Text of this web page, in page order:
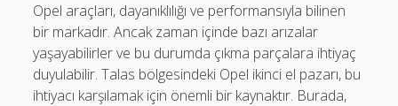
Opel araçları, dayanıklılığı ve performansıyla bilinen
bir markadır. Ancak zaman içinde bazı arızalar
yaşayabilirler ve bu durumda çıkma parçalara ihtiyaç
duyulabilir. Talas bölgesindeki Opel ikinci el pazarı, bu
ihtiyacı karşılamak için önemli bir kaynaktır. Burada,